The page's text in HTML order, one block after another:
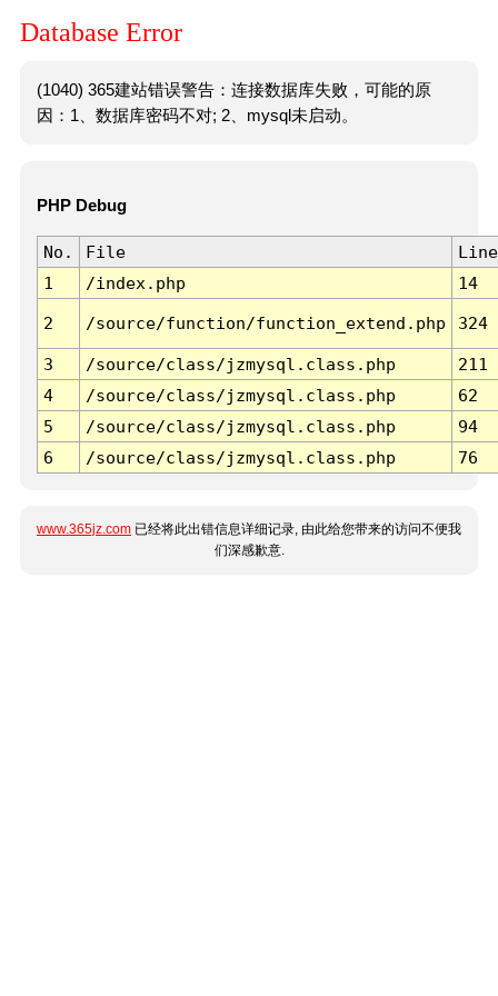
Database Error
(1040) 365建站错误警告：连接数据库失败，可能的原
因：1、数据库密码不对; 2、mysql未启动。
PHP Debug
No. File
Line
1
/index.php 14
2 /source/function/function_extend.php 324
3 /source/class/jzmysql.class.php
211
4
/source/class/jzmysql.class.php
62
5
/source/class/jzmysql.class.php
94
6
/source/class/jzmysql.class.php 76
www.365jz.com 已经将此出错信息详细记录, 由此给您带来的访问不便我
们深感歉意.